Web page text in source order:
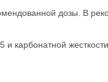
дозы. В
и карбонатной